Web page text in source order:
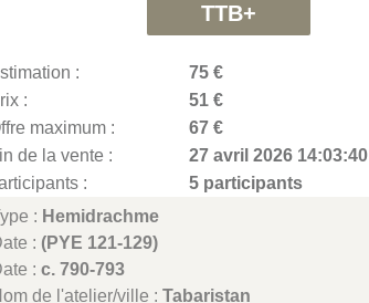
TTB+
:
75 €
:
51 €
maximum :
67 €
de la vente :
27 avril 2026 14:03:40
:
5 participants
: Hemidrachme
: (PYE 121-129)
:c. 790-793
de l'atelier/ville :Tabaristan